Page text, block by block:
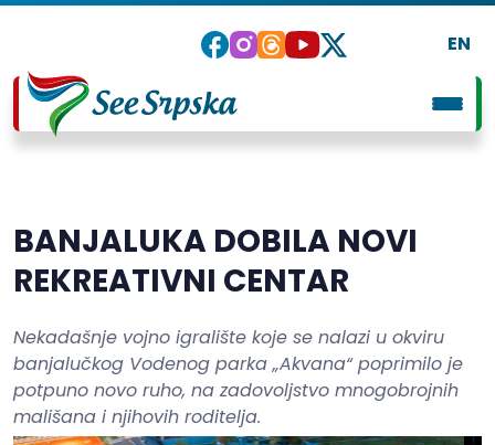
EN
BANJALUKA DOBILA NOVI
REKREATIVNI CENTAR
Nekadašnje vojno igralište koje se nalazi u okviru
banjalučkog Vodenog parka „Akvana“ poprimilo je
potpuno novo ruho, na zadovoljstvo mnogobrojnih
mališana i njihovih roditelja.